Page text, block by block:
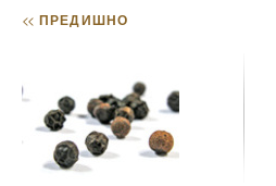
<< ПРЕДИШНО